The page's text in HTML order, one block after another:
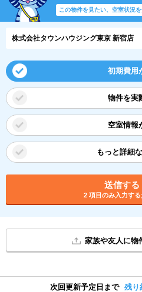
この物件を見たい、空室状況
株式会社タウンハウジング東京 新宿店
初期費用
物件を実
空室情報
もっと詳細
送信する
2 項目のみ入力する
家族や友人に物
次回更新予定日まで 残り